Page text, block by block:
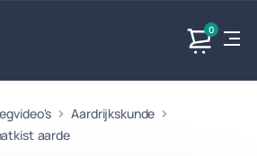
0
MaatschappijvakkenProducten
Aardrijkskunde
aarde